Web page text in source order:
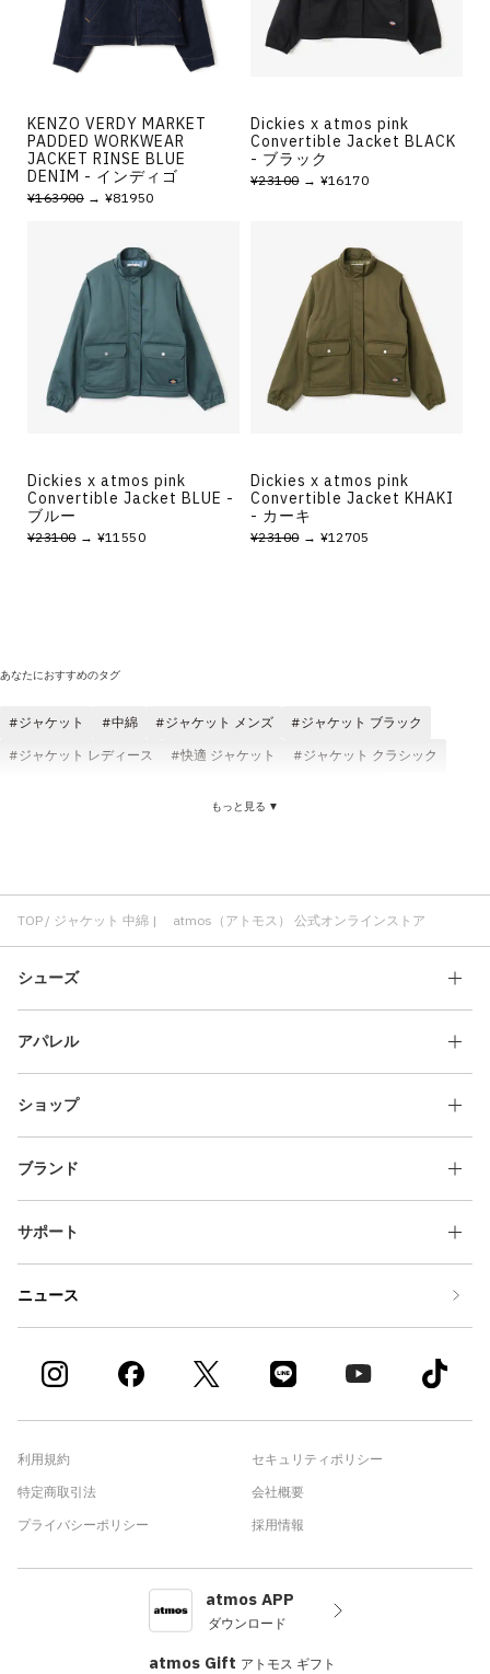
KENZO VERDY MARKET
PADDED WORKWEAR
JACKET RINSE BLUE
DENIM - インディゴ
¥163900→ ¥81950
Dickies x atmos pink
Convertible Jacket BLACK
- ブラック
¥23100→ ¥16170
Dickies x atmos pink
Convertible Jacket BLUE -
ブルー
¥23100→ ¥11550
Dickies x atmos pink
Convertible Jacket KHAKI
- カーキ
¥23100→ ¥12705
あなたにおすすめのタグ
ジャケット 中綿 ジャケット メンズ
ジャケット ブラック
ジャケット レディース
快適 ジャケット
ジャケット クラシック
もっと見る ▼
TOP ジャケット 中綿 | atmos（アトモス） 公式オンラインストア
シューズ
アパレル
ショップ
ブランド
サポート
ニュース
利用規約
特定商取引法
プライバシーポリシー
セキュリティポリシー
会社概要
採用情報
atmos APP
ダウンロード
atmos Gift アトモス ギフト